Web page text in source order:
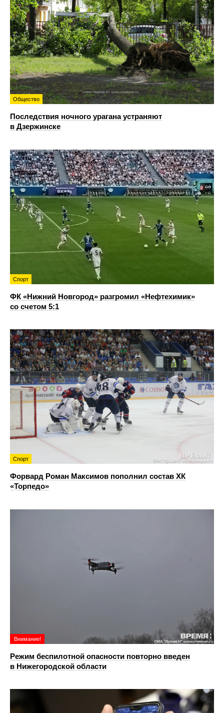
Общество
Последствия ночного урагана устраняют
в Дзержинске
Спорт
ФК «Нижний Новгород» разгромил «Нефтехимик»
со счетом 5:1
Спорт
Форвард Роман Максимов пополнил состав ХК
«Торпедо»
Внимание!
Режим беспилотной опасности повторно введен
в Нижегородской области